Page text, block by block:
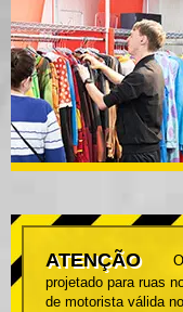
ATENÇÃO
projetado para ruas
de motorista válida